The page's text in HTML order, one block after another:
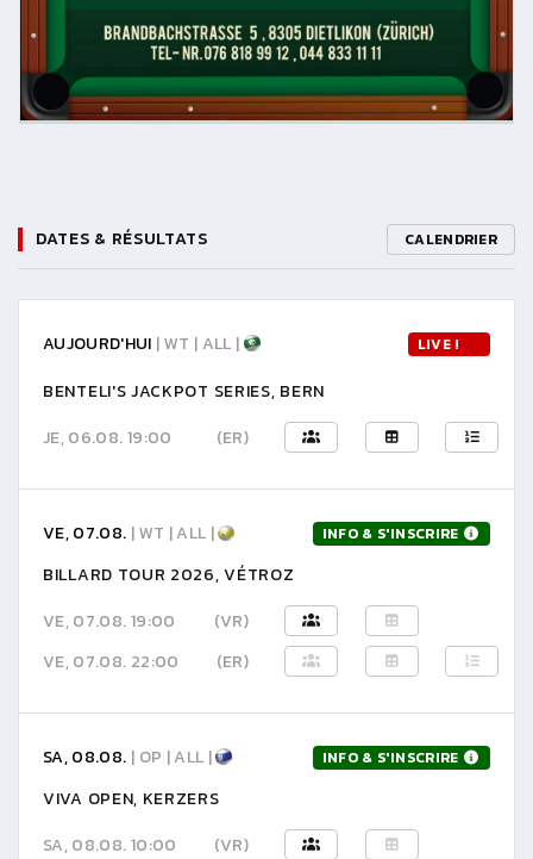
DATES & RÉSULTATS CALENDRIER
AUJOURD'HUI | WT | ALL | LIVE !
BENTELI'S JACKPOT SERIES, BERN
JE, 06.08. 19:00
(ER)
VE, 07.08. | WT | ALL | INFO & S'INSCRIRE
BILLARD TOUR 2026, VÉTROZ
VE, 07.08. 19:00
(VR)
VE, 07.08. 22:00
(ER)
SA, 08.08. | OP | ALL | INFO & S'INSCRIRE
VIVA OPEN, KERZERS
SA, 08.08. 10:00
(VR)